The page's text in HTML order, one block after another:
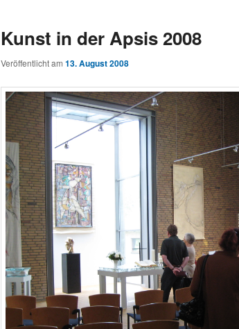
Kunst in der Apsis 2008
Veröffentlicht am 13. August 2008